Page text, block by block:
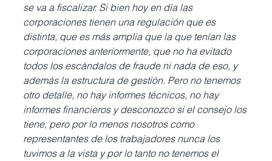
se va a fiscalizar. Si bien hoy en día las
corporaciones tienen una regulación que es
distinta, que es más amplia que la que tenían las
corporaciones anteriormente, que no ha evitado
todos los escándalos de fraude ni nada de eso, y
además la estructura de gestión. Pero no tenemos
otro detalle, no hay informes técnicos, no hay
informes financieros y desconozco si el consejo los
tiene, pero por lo menos nosotros como
representantes de los trabajadores nunca los
tuvimos a la vista y por lo tanto no tenemos el